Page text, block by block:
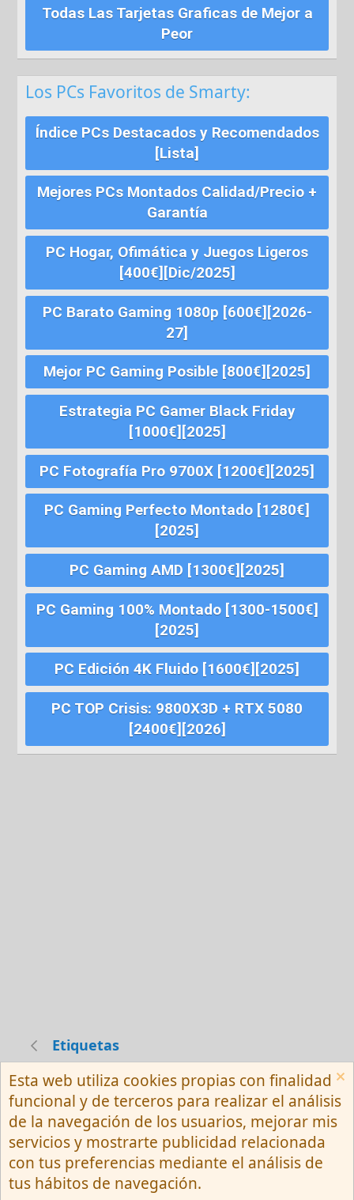
Todas Las Tarjetas Graficas de Mejor a
Peor
Los PCs Favoritos de Smarty:
Índice PCs Destacados y Recomendados
[Lista]
Mejores PCs Montados Calidad/Precio +
Garantía
PC Hogar, Ofimática y Juegos Ligeros
[400€][Dic/2025]
PC Barato Gaming 1080p [600€][2026-
27]
Mejor PC Gaming Posible [800€][2025]
Estrategia PC Gamer Black Friday
[1000€][2025]
PC Fotografía Pro 9700X [1200€][2025]
PC Gaming Perfecto Montado [1280€]
[2025]
PC Gaming AMD [1300€][2025]
PC Gaming 100% Montado [1300-1500€]
[2025]
PC Edición 4K Fluido [1600€][2025]
PC TOP Crisis: 9800X3D + RTX 5080
[2400€][2026]
Etiquetas
Español (Neutro) Tu
Contactarnos
Términos y reglas
Privacy policy
Ayuda
R
S
S
Community platform by XenForo ® © 2010-
2026 XenForo Ltd.
Esta web utiliza cookies propias con finalidad
funcional y de terceros para realizar el análisis
de la navegación de los usuarios, mejorar mis
servicios y mostrarte publicidad relacionada
con tus preferencias mediante el análisis de
tus hábitos de navegación.